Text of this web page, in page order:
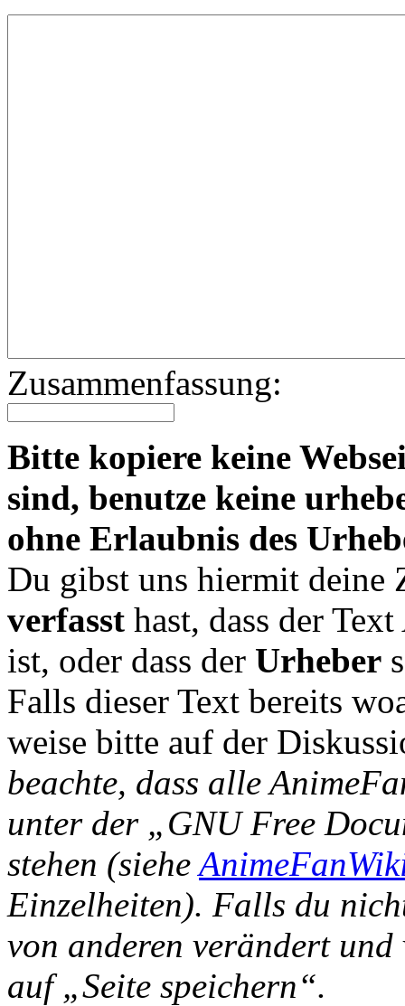
Zusammenfassung:
Bitte kopiere keine
sind, benutze keine
ohne Erlaubnis des
Du gibst uns hiermit deine
verfasst hast, dass der
ist, oder dass der Urheber
Falls dieser Text bereits
weise bitte auf der
beachte, dass alle
unter der „GNU Free
stehen (siehe
Einzelheiten). Falls du
von anderen verändert
auf „Seite speichern“.